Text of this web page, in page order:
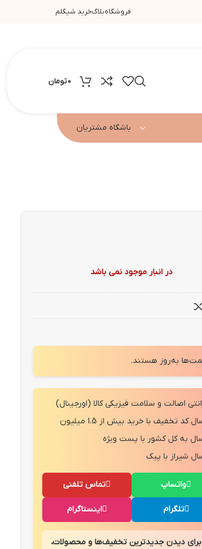
فروشگاهبلاگخرید شیگلم
0تومان
باشگاه مشتریان
در انبار موجود نمی باشد
به‌روز هستند.
اصالت و سلامت فیزیکی کالا (اورجینال)
کد تخفیف با خرید بیش از 1.5 میلیون
به کل کشور با پست ویژه
شیراز با پیک
تماس تلفنی واتساپ
اینستاگرام تلگرام
دیدن جدیدترین تخفیف‌ها و محصولات،